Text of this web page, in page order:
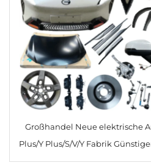
Großhandel Neue elektrische
Plus/Y Plus/S/V/Y Fabrik